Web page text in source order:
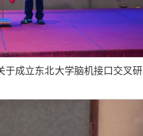
成立东北大学脑机接口交叉